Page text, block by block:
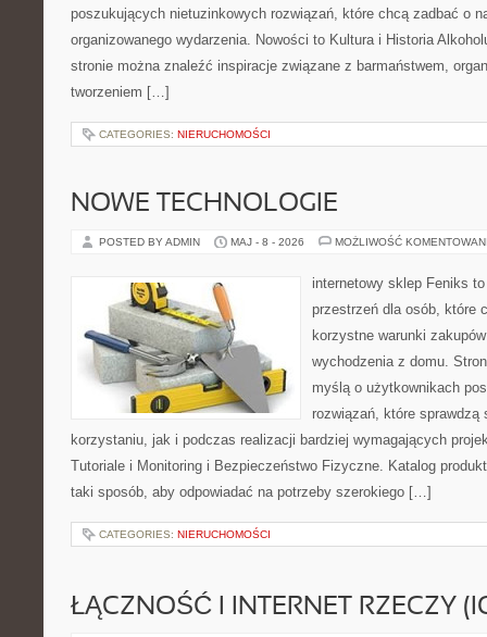
poszukujących nietuzinkowych rozwiązań, które chcą zadbać o
organizowanego wydarzenia. Nowości to Kultura i Historia
stronie można znaleźć inspiracje związane z barmaństwem,
tworzeniem […]
CATEGORIES: NIERUCHOMOŚCI
NOWE TECHNOLOGIE
POSTED BY ADMIN MAJ - 8 - 2026 MOŻLIWOŚĆ
internetowy sklep Feniks
przestrzeń dla osób, które
korzystne warunki
wychodzenia z domu.
myślą o użytkownikach
rozwiązań, które sprawdzą
korzystaniu, jak i podczas realizacji bardziej wymagających
Tutoriale i Monitoring i Bezpieczeństwo Fizyczne. Katalog
taki sposób, aby odpowiadać na potrzeby szerokiego […]
CATEGORIES: NIERUCHOMOŚCI
ŁĄCZNOŚĆ I INTERNET RZECZY